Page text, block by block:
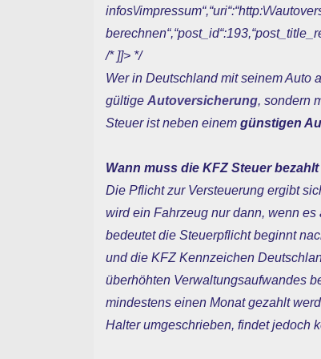
infos\/impressum“,“uri“:“http:\/\/
/* ]]> */
Wer in Deutschland mit seinem Auto
gültige Autoversicherung, sondern
Steuer ist neben einem günstigen
Wann muss die KFZ Steuer
Die Pflicht zur Versteuerung ergibt
wird ein Fahrzeug nur dann, wenn es
bedeutet die Steuerpflicht beginnt
und die KFZ Kennzeichen
überhöhten Verwaltungsaufwandes
mindestens einen Monat gezahlt
Halter umgeschrieben, findet jedoch